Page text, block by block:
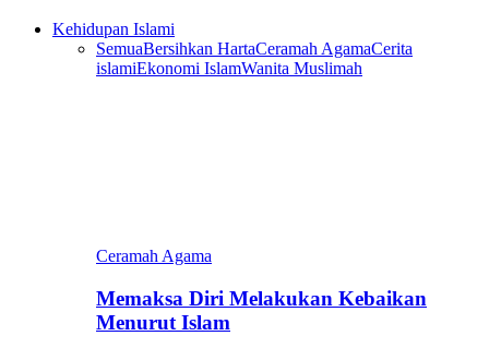
Kehidupan Islami
SemuaBersihkan HartaCeramah AgamaCerita
islamiEkonomi IslamWanita Muslimah
Ceramah Agama
Memaksa Diri Melakukan Kebaikan
Menurut Islam